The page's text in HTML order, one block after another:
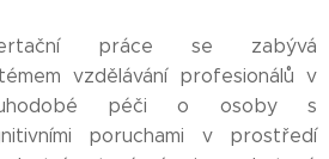
práce se zabývá
vzdělávání profesionálů v
péči o osoby s
poruchami v prostředí